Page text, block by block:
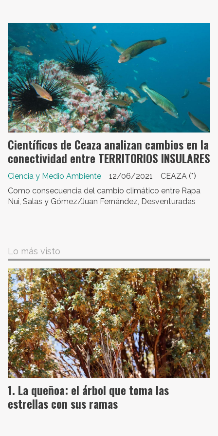
Científicos de Ceaza analizan cambios en la
conectividad entre TERRITORIOS INSULARES
CEAZA (*)
Ciencia y Medio Ambiente
12/06/2021
Como consecuencia del cambio climático entre Rapa
Nui, Salas y Gómez/Juan Fernández, Desventuradas
Lo más visto
La queñoa: el árbol que toma las
estrellas con sus ramas